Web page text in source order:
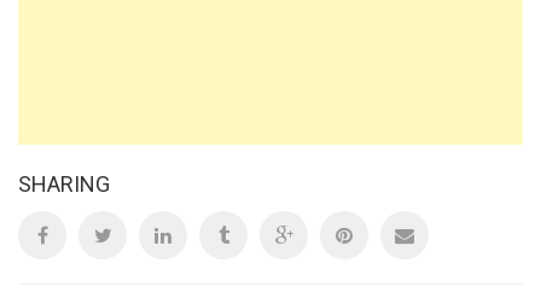
SHARING